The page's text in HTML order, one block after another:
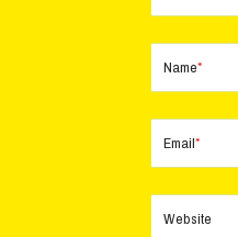
Name*
Email*
Website